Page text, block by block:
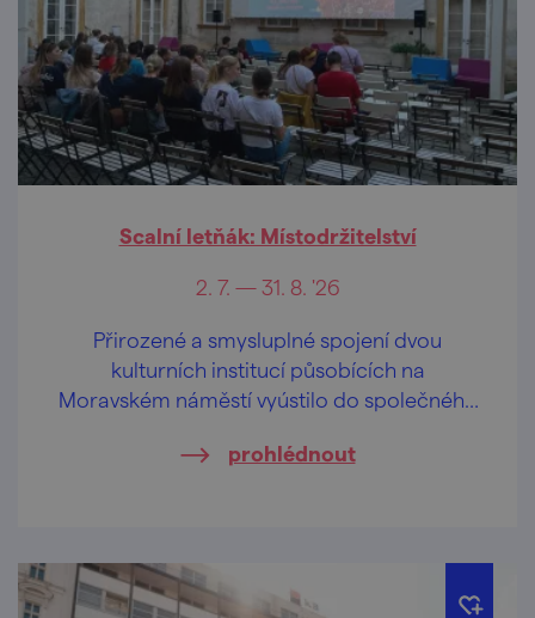
Scalní letňák: Místodržitelství
2. 7. — 31. 8. '26
Přirozené a smysluplné spojení dvou
kulturních institucí působících na
Moravském náměstí vyústilo do společného
prohlédnout